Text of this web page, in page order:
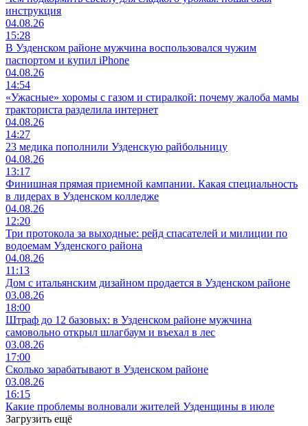
инструкция
04.08.26
15:28
В Узденском районе мужчина воспользовался чужим
паспортом и купил iPhone
04.08.26
14:54
«Ужасные» хоромы с газом и стиралкой: почему жалоба мамы
тракториста разделила интернет
04.08.26
14:27
23 медика пополнили Узденскую райбольницу
04.08.26
13:17
Финишная прямая приемной кампании. Какая специальность
в лидерах в Узденском колледже
04.08.26
12:20
Три протокола за выходные: рейд спасателей и милиции по
водоемам Узденского района
04.08.26
11:13
Дом с итальянским дизайном продается в Узденском районе
03.08.26
18:00
Штраф до 12 базовых: в Узденском районе мужчина
самовольно открыл шлагбаум и въехал в лес
03.08.26
17:00
Сколько зарабатывают в Узденском районе
03.08.26
16:15
Какие проблемы волновали жителей Узденщины в июле
Загрузить ещё